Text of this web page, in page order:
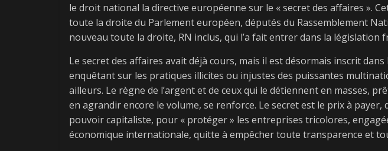
le droit national la directive européenne sur le « secret des affaires ».
toute la droite du Parlement européen, députés du Rassemblement
nouveau toute la droite, RN inclus, qui l’a fait entrer dans la législation
Le secret des affaires avait déjà cours, mais il est désormais inscrit
enquêtant sur les pratiques illicites ou injustes des puissantes
ailleurs. Le règne de l’argent et de ceux qui le détiennent en masses,
en agrandir encore le volume, se renforce. Le secret est le prix à payer,
pouvoir capitaliste, pour « protéger » les entreprises tricolores,
économique internationale, quitte à empêcher toute transparence et